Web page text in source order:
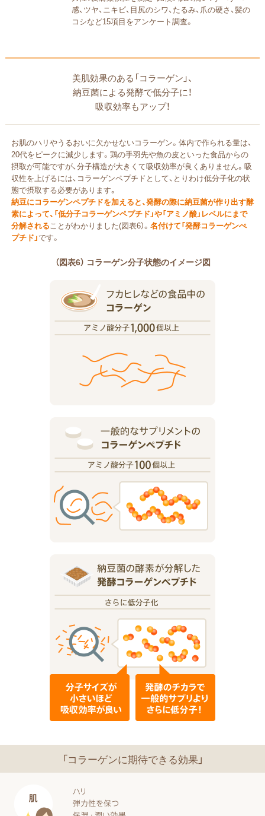
感、ツヤ、ニキビ、目尻のシワ、たるみ、爪の硬さ、髪の
コシなど15項目をアンケート調査。
美肌効果のある「コラーゲン」、
納豆菌による発酵で低分子に！
吸収効率もアップ！
お肌のハリやうるおいに欠かせないコラーゲン。体内で作られる量は、
20代をピークに減少します。鶏の手羽先や魚の皮といった食品からの
摂取が可能ですが、分子構造が大きくて吸収効率が良くありません。吸
収性を上げるには、コラーゲンペプチドとして、とりわけ低分子化の状
態で摂取する必要があります。
納豆にコラーゲンペプチドを加えると、発酵の際に納豆菌が作り出す酵
素によって、「低分子コラーゲンペプチド」や「アミノ酸」レベルにまで
分解される ことがわかりました(図表6）。 名付けて「発酵コラーゲンぺ
プチド」です。
（図表6） コラーゲン分子状態のイメージ図
「コラーゲンに期待できる効果」